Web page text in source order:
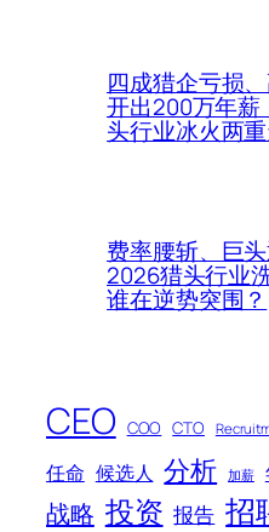
四成猎企亏损
开出200万年薪
头行业冰火两
费率腰斩、巨头
2026猎头行业
谁在逆势突围？
CEO COO CTO
任命 候选人 分析 加薪
战略 投资 报告 招